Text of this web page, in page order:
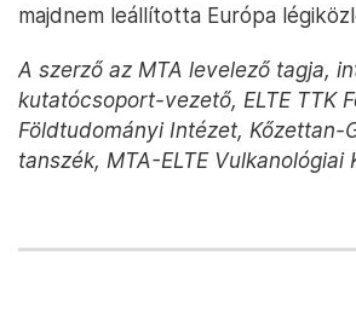
majdnem leállította Európa
A szerző az MTA levelező tagja,
kutatócsoport-vezető, ELTE TTK
Földtudományi Intézet, Kőzettan-
tanszék, MTA-ELTE Vulkanológiai